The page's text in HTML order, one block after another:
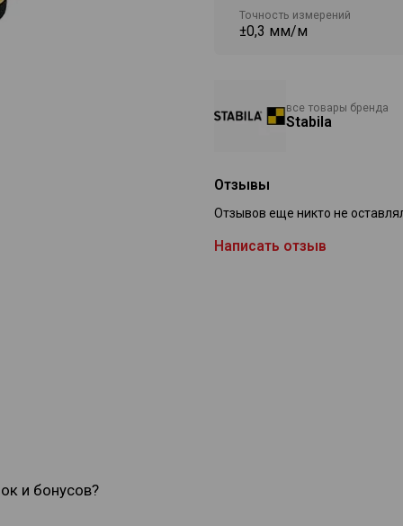
На основании этого
также полное
Точность измерений
±0,3 мм/м
все товары бренда
Stabila
Отзывы
Отзывов еще никто не
Написать отзыв
и бонусов?